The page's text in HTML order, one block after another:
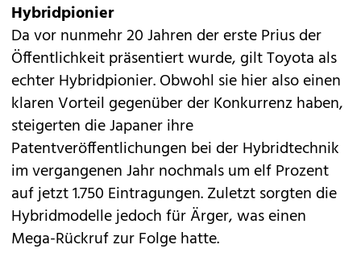
Hybridpionier
Da vor nunmehr 20 Jahren der erste Prius der
Öffentlichkeit präsentiert wurde, gilt Toyota als
echter Hybridpionier. Obwohl sie hier also einen
klaren Vorteil gegenüber der Konkurrenz haben,
steigerten die Japaner ihre
Patentveröffentlichungen bei der Hybridtechnik
im vergangenen Jahr nochmals um elf Prozent
auf jetzt 1.750 Eintragungen. Zuletzt sorgten die
Hybridmodelle jedoch für Ärger, was einen
Mega-Rückruf zur Folge hatte.